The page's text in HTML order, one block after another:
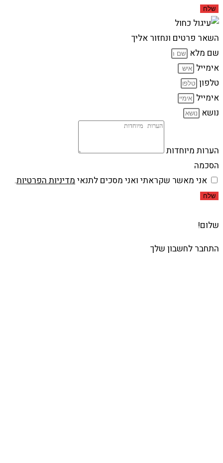
שלח
השאר פרטים ונחזור אליך
שם מלא
אימייל
טלפון
אימייל
נושא
הערות מיוחדות
הסכמה
אני מאשר שקראתי ואני מסכים לתנאי מדיניות הפרטיות.
שלח
שלום!
התחבר לחשבון שלך